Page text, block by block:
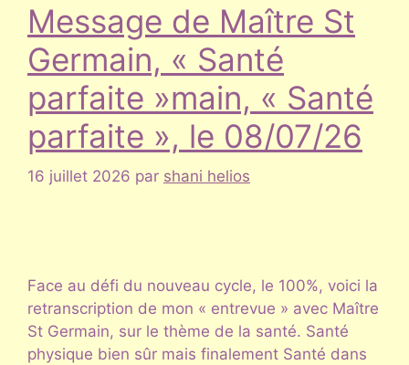
Message de Maître St
Germain, « Santé
parfaite »main, « Santé
parfaite », le 08/07/26
16 juillet 2026 par shani helios
Face au défi du nouveau cycle, le 100%, voici la
retranscription de mon « entrevue » avec Maître
St Germain, sur le thème de la santé. Santé
physique bien sûr mais finalement Santé dans